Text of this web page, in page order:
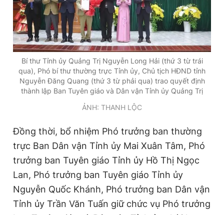
Bí thư Tỉnh ủy Quảng Trị Nguyễn Long Hải (thứ 3 từ trái
qua), Phó bí thư thường trực Tỉnh ủy, Chủ tịch HĐND tỉnh
Nguyễn Đăng Quang (thứ 3 từ phải qua) trao quyết định
thành lập Ban Tuyên giáo và Dân vận Tỉnh ủy Quảng Trị
ẢNH: THANH LỘC
Đồng thời, bổ nhiệm Phó trưởng ban thường
trực Ban Dân vận Tỉnh ủy Mai Xuân Tâm, Phó
trưởng ban Tuyên giáo Tỉnh ủy Hồ Thị Ngọc
Lan, Phó trưởng ban Tuyên giáo Tỉnh ủy
Nguyễn Quốc Khánh, Phó trưởng ban Dân vận
Tỉnh ủy Trần Văn Tuấn giữ chức vụ Phó trưởng